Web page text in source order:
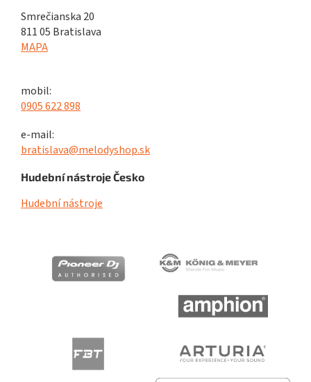
Smrečianska 20
811 05 Bratislava
MAPA
mobil:
0905 622 898
e-mail:
bratislava@melodyshop.sk
Hudební nástroje Česko
Hudební nástroje